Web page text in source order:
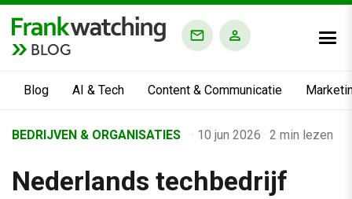
BLOG
Blog AI & Tech Content & Communicatie
Business Channel
BEDRIJVEN & ORGANISATIES · 10 jun 2026 · 2 min lezen
Nederlands techbedrijf